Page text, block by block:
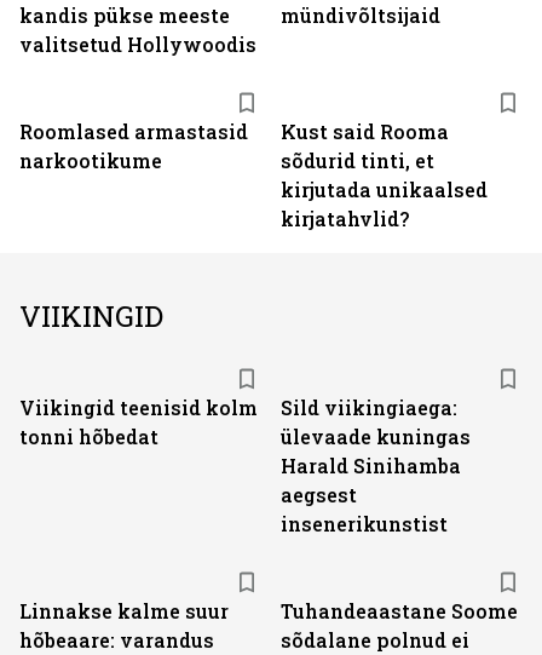
kandis pükse meeste
valitsetud Hollywoodis
mündivõltsijaid
Roomlased armastasid
narkootikume
Kust said Rooma
sõdurid tinti, et
kirjutada unikaalsed
kirjatahvlid?
VIIKINGID
Viikingid teenisid kolm
tonni hõbedat
Sild viikingiaega:
ülevaade kuningas
Harald Sinihamba
aegsest
insenerikunstist
Linnakse kalme suur
hõbeaare: varandus
Tuhandeaastane Soome
sõdalane polnud ei